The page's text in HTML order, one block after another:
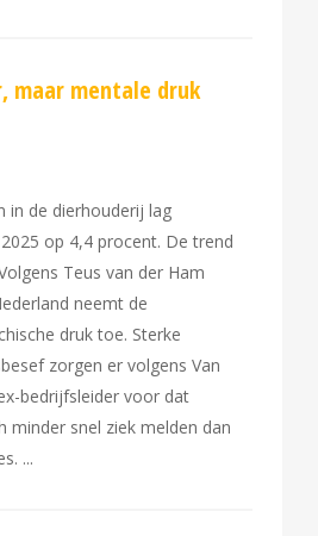
maar mentale druk
in de dierhouderij lag
op 4,4 procent. De trend
Teus van der Ham
neemt de
druk toe. Sterke
zorgen er volgens Van
bedrijfsleider voor dat
minder snel ziek melden dan